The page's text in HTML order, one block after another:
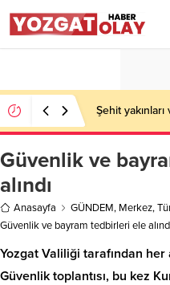
Şehit
Güvenlik ve
alındı
Anasayfa GÜNDEM, Merkez,
Güvenlik ve bayram tedbirleri ele
Yozgat Valiliği tarafından
Güvenlik toplantısı, bu kez